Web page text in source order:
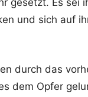
gesetzt. Es sei
und sich auf
durch das
dem Opfer